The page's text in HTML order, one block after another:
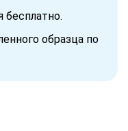
бесплатно.
образца по